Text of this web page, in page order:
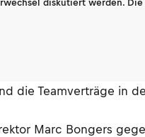
diskutiert werden.
die Teamverträge in
Marc Bongers